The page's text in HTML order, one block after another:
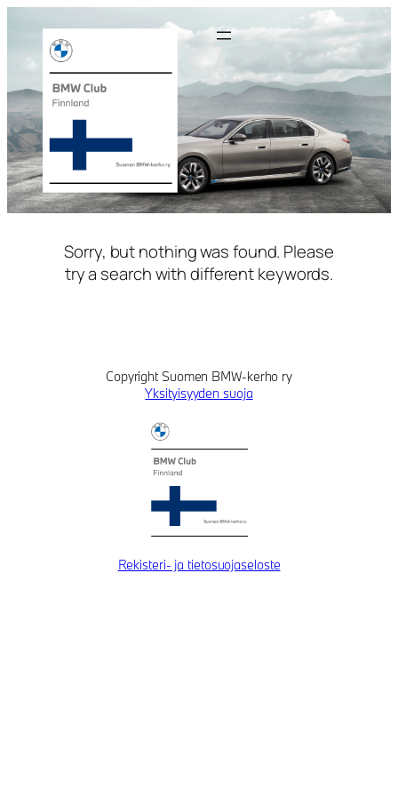
sisältöön
Sorry, but nothing was found. Please
try a search with different keywords.
Copyright Suomen BMW-kerho ry
Yksityisyyden suoja
Rekisteri- ja tietosuojaseloste